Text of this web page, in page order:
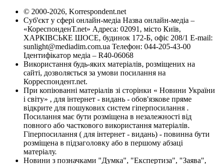
© 2000-2026, Korrespondent.net
Суб'єкт у сфері онлайн-медіа Назва онлайн-медіа –
«КореспонденТ.net» Адреса: 02091, місто Київ,
ХАРКІВСЬКЕ ШОСЕ, будинок 172-Б, офіс 208/1 E-mail:
sunlight@mediadim.com.ua Телефон: 044-205-43-00
Ідентифікатор медіа – R40-06068
Використання будь-яких матеріалів, розміщених на
сайті, дозволяється за умови посилання на
Корреспондент.net.
При копіюванні матеріалів зі сторінки « Новини України
і світу» , для інтернет - видань - обов'язкове пряме
відкрите для пошукових систем гіперпосилання .
Посилання має бути розміщена в незалежності від
повного або часткового використання матеріалів.
Гіперпосилання ( для інтернет - видань) - повинна бути
розміщена в підзаголовку або в першому абзаці
матеріалу.
Новини з позначками "Думка", "Експертиза", "Заява",